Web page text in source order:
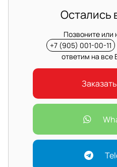
Остались
Позвоните или
+7 (905) 001-00-11
ответим на все